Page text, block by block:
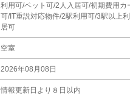
利用可/ペット可/2人入居可/初期費用カ
可/IT重説対応物件/2駅利用可/3駅以上
居可
空室
2026年08月08日
情報更新日より８日以内